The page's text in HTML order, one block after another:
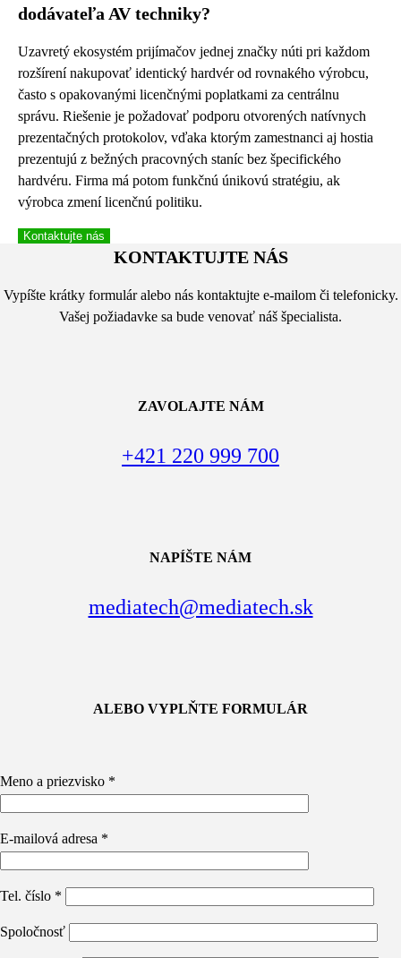
dodávateľa AV techniky?
Uzavretý ekosystém prijímačov jednej značky núti pri každom
rozšírení nakupovať identický hardvér od rovnakého výrobcu,
často s opakovanými licenčnými poplatkami za centrálnu
správu. Riešenie je požadovať podporu otvorených natívnych
prezentačných protokolov, vďaka ktorým zamestnanci aj hostia
prezentujú z bežných pracovných staníc bez špecifického
hardvéru. Firma má potom funkčnú únikovú stratégiu, ak
výrobca zmení licenčnú politiku.
Kontaktujte nás
KONTAKTUJTE NÁS
Vypíšte krátky formulár alebo nás kontaktujte e-mailom či telefonicky.
Vašej požiadavke sa bude venovať náš špecialista.
ZAVOLAJTE NÁM
+421 220 999 700
NAPÍŠTE NÁM
mediatech@mediatech.sk
ALEBO VYPLŇTE FORMULÁR
Meno a priezvisko *
E-mailová adresa *
Tel. číslo *
Spoločnosť